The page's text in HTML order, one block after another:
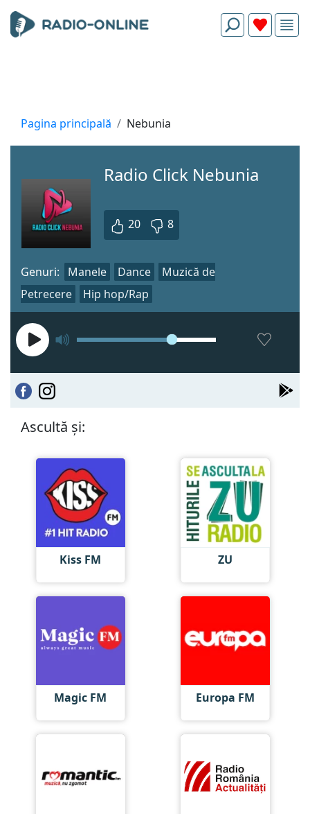
Pagina principală Nebunia
Radio Click Nebunia
20 8
Genuri: Manele Dance
Muzică de
Petrecere
Hip hop/Rap
Ascultă și:
Kiss FM ZU
Magic FM Europa FM